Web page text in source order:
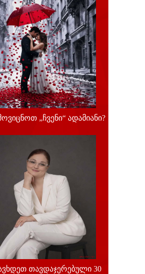
„ჩვენი“ ადამიანი?
თავდაჯერებული 30